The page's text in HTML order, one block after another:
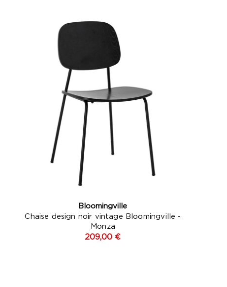
Bloomingville
Chaise design noir vintage Bloomingville -
Monza
209,00 €